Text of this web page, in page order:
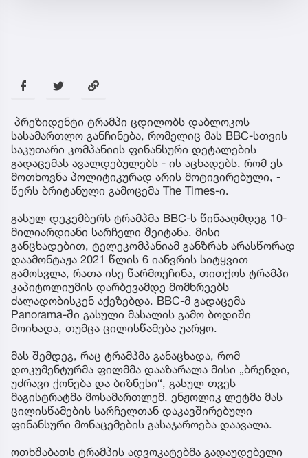
პრეზიდენტი ტრამპი ცდილობს დაბლოკოს
სასამართლო განჩინება, რომელიც მას BBC-სთვის
საკუთარი კომპანიის ფინანსური დეტალების
გადაცემას ავალდებულებს - ის აცხადებს, რომ ეს
მოთხოვნა პოლიტიკურად არის მოტივირებული, -
წერს ბრიტანული გამოცემა The Times-ი.
გასულ დეკემბერს ტრამპმა BBC-ს წინააღმდეგ 10-
მილიარდიანი სარჩელი შეიტანა. მისი
განცხადებით, ტელეკომპანიამ განზრახ არასწორად
დაამონტაჟა 2021 წლის 6 იანვრის სიტყვით
გამოსვლა, რათა ისე წარმოეჩინა, თითქოს ტრამპი
კაპიტოლიუმის დარბევამდე მომხრეებს
ძალადობისკენ აქეზებდა. BBC-მ გადაცემა
Panorama-ში გასული მასალის გამო ბოდიში
მოიხადა, თუმცა ცილისწამება უარყო.
მას შემდეგ, რაც ტრამპმა განაცხადა, რომ
დოკუმენტურმა ფილმმა დააზარალა მისი „ბრენდი,
უძრავი ქონება და ბიზნესი“, გასულ თვეს
მაგისტრატმა მოსამართლემ, ენჟოლიკ ლეტმა მას
ცილისწამების სარჩელთან დაკავშირებული
ფინანსური მონაცემების გასაჯაროება დაავალა.
ოთხშაბათს ტრამპის ადვოკატებმა გადაუდებელი